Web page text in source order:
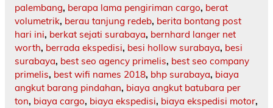
palembang, berapa lama pengiriman cargo, berat
volumetrik, berau tanjung redeb, berita bontang post
hari ini, berkat sejati surabaya, bernhard langer net
worth, berrada ekspedisi, besi hollow surabaya, besi
surabaya, best seo agency primelis, best seo company
primelis, best wifi names 2018, bhp surabaya, biaya
angkut barang pindahan, biaya angkut batubara per
ton, biaya cargo, biaya ekspedisi, biaya ekspedisi motor,